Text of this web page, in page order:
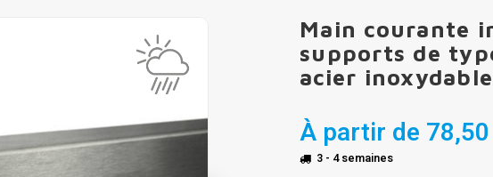
Main courante
supports de
acier
À partir de
3 - 4 semaines